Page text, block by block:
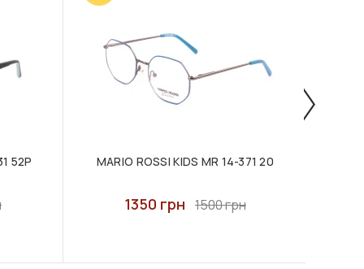
52P MARIO ROSSI KIDS MR 14-371 20
1350 грн 1500 грн